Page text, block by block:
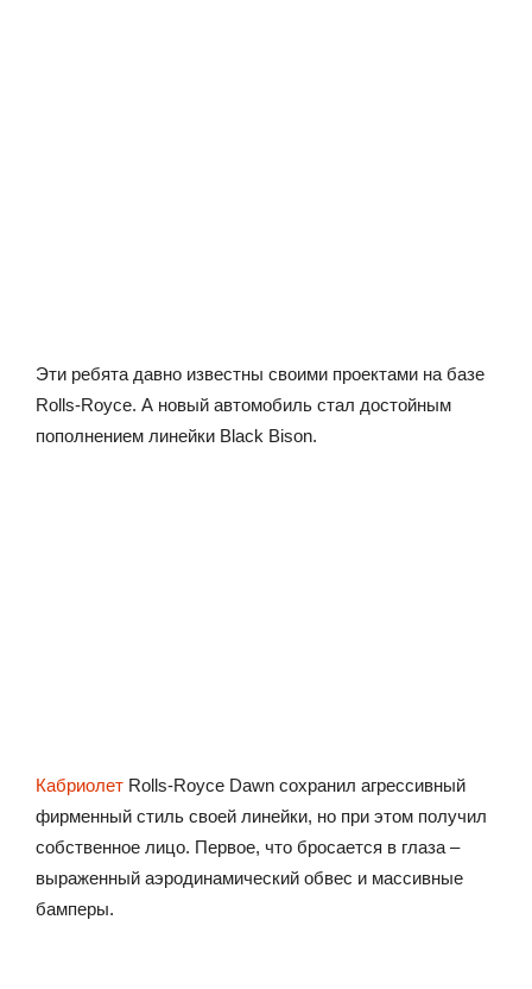
Эти ребята давно известны своими проектами на базе
Rolls-Royce. А новый автомобиль стал достойным
пополнением линейки Black Bison.
Кабриолет Rolls-Royce Dawn сохранил агрессивный
фирменный стиль своей линейки, но при этом получил
собственное лицо. Первое, что бросается в глаза –
выраженный аэродинамический обвес и массивные
бамперы.